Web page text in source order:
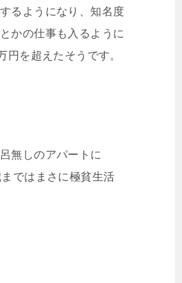
るようになり、知名度
かの仕事も入るように
円を超えたそうです。
無しのアパートに
ではまさに極貧生活